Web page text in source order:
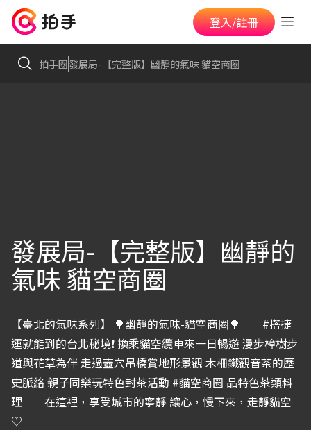
登入/註冊
拍手圈發展局-【完整版】幽靜的氣味 貓空商圈
發展局-【完整版】幽靜的
氣味 貓空商圈
【臺北的氣味系列】 🌳幽靜的氣味-貓空商圈🌳 ⠀⠀ #搭捷
運就能到的台北秘境❗ 換乘貓空纜車來一日暢遊 漫步樟樹步
道與花草為伴 走過壺穴吊橋賞地形景觀 木柵鐵觀音茶的歷
史脈絡 親子同樂玩特色封茶活動 #貓空商圈 品特色茶類料
理 ⠀⠀ 在這裡，享受城市的寧靜 讓心，慢下來，走靜貓空
♡